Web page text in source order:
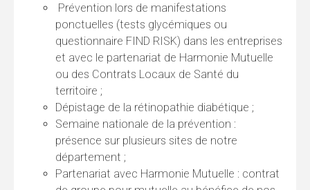
Prévention lors de manifestations
ponctuelles (tests glycémiques ou
questionnaire FIND RISK) dans les entreprises
et avec le partenariat de Harmonie Mutuelle
ou des Contrats Locaux de Santé du
territoire ;
Dépistage de la rétinopathie diabétique ;
Semaine nationale de la prévention :
présence sur plusieurs sites de notre
département ;
Partenariat avec Harmonie Mutuelle : contrat